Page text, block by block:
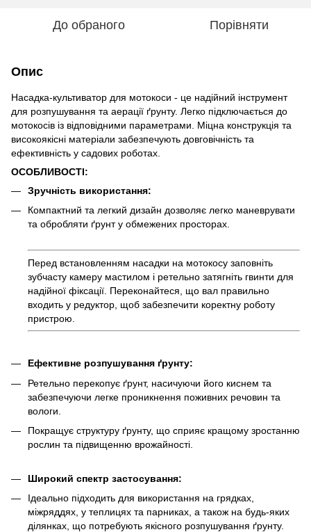
До обраного Порівняти
Опис
Насадка-культиватор для мотокоси - це надійний інструмент
для розпушування та аерації ґрунту. Легко підключається до
мотокосів із відповідними параметрами. Міцна конструкція та
високоякісні матеріали забезпечують довговічність та
ефективність у садових роботах.
ОСОБЛИВОСТІ:
Зручність використання:
Компактний та легкий дизайн дозволяє легко маневрувати
та обробляти ґрунт у обмежених просторах.
Перед встановленням насадки на мотокосу заповніть
зубчасту камеру мастилом і ретельно затягніть гвинти для
надійної фіксації. Переконайтеся, що вал правильно
входить у редуктор, щоб забезпечити коректну роботу
пристрою.
Ефективне розпушування ґрунту:
Ретельно перекопує ґрунт, насичуючи його киснем та
забезпечуючи легке проникнення поживних речовин та
вологи.
Покращує структуру ґрунту, що сприяє кращому зростанню
рослин та підвищенню врожайності.
Широкий спектр застосування:
Ідеально підходить для використання на грядках,
міжряддях, у теплицях та парниках, а також на будь-яких
ділянках, що потребують якісного розпушування ґрунту.